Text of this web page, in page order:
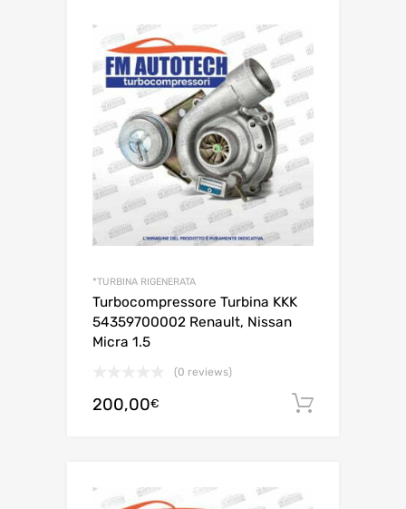
*TURBINA RIGENERATA
Turbocompressore Turbina KKK
54359700002 Renault, Nissan
Micra 1.5
(0 reviews)
200,00€